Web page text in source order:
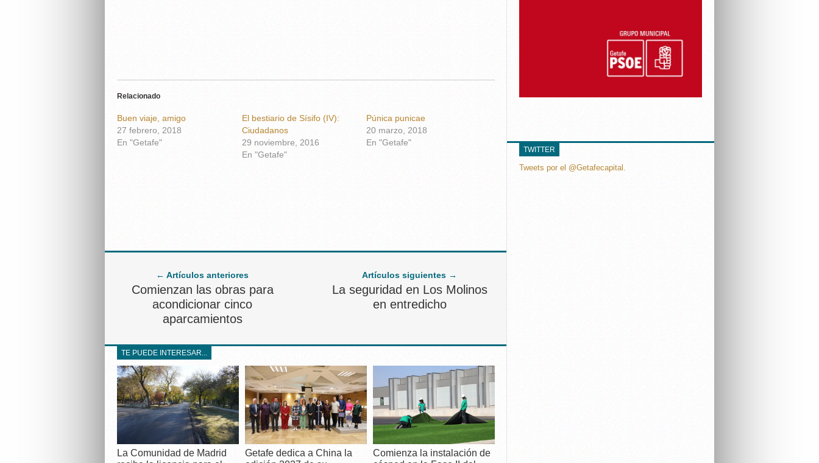
Relacionado
Buen viaje, amigo
27 febrero, 2018
En "Getafe"
El bestiario de Sísifo (IV):
Ciudadanos
29 noviembre, 2016
En "Getafe"
Púnica punicae
20 marzo, 2018
En "Getafe"
← Artículos anteriores
Comienzan las obras para
acondicionar cinco
aparcamientos
Artículos siguientes →
La seguridad en Los Molinos
en entredicho
TE PUEDE INTERESAR...
La Comunidad de Madrid
Getafe dedica a China la
Comienza la instalación de
TWITTER
Tweets por el @Getafecapital.